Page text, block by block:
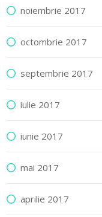
noiembrie 2017
octombrie 2017
septembrie 2017
iulie 2017
iunie 2017
mai 2017
aprilie 2017